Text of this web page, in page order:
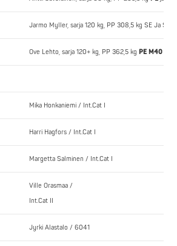
Jarmo Myller, sarja 120 kg, PP 308,5 kg SE Ja SE
Ove Lehto, sarja 120+ kg, PP 362,5 kg PE M40ja
Mika Honkaniemi / Int.Cat I
Harri Hagfors / Int.Cat I
Margetta Salminen / Int.Cat I
Ville Orasmaa /
Int.Cat II
Jyrki Alastalo / 6041